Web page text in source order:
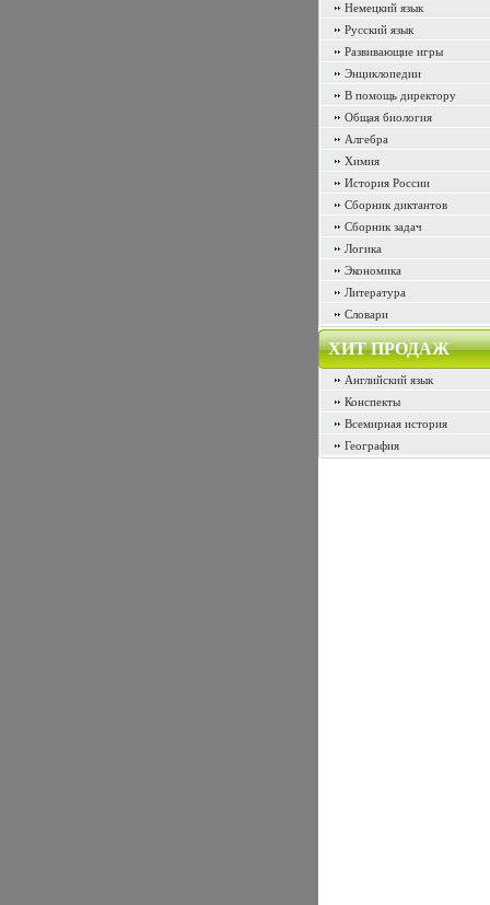
Немецкий язык
Русский язык
Развивающие игры
Энциклопедии
В помощь директору
Общая биология
Алгебра
Химия
История России
Сборник диктантов
Сборник задач
Логика
Экономика
Литература
Словари
ХИТ ПРОДАЖ
Английский язык
Конспекты
Всемирная история
География